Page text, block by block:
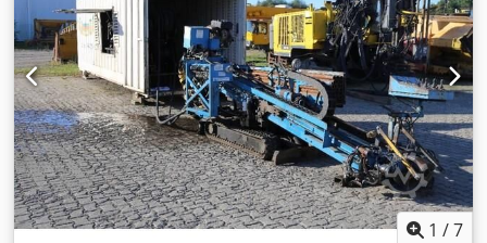
Verkauf steht eine Ditch Witch AT40 mit HDD-Ausrüstung.
Aufgrund einer Geschäftsneuausrichtung verkaufen wir
eine gebrauchte Ditch Witch AT40 HDD-Bohranlage
inklusive Zubehör, Subsite-Ortungssystem, Sonde,
kompletter Gestängesätze (Standard und Fels) sowie
Spülanlage. Es besteht die Möglichkeit, das komplette
System für Bohrarbeiten inklusive Lkw und zusätzlichem
Equipment zu erwerben. Preis: Bitte unterbreiten Sie Ihr
Angebot. Kontakt nur für ernsthafte und entschlossene
Interessenten. Technische Details und weitere
1 /7